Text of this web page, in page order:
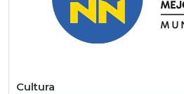
Cultura